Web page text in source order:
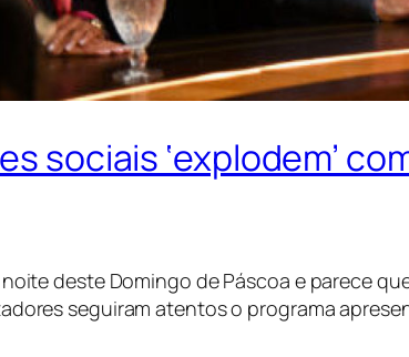
sociais ‘explodem’
noite deste Domingo de Páscoa e parece
seguiram atentos o programa